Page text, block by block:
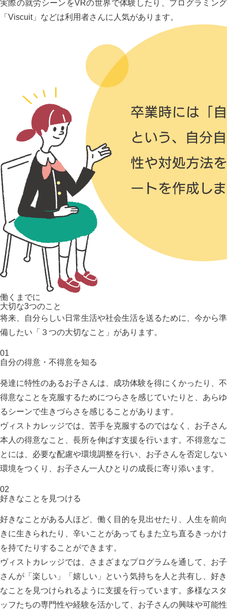
実際の就労シーンをVRの世界で体験したり、プログラミング
「Viscuit」などは利用者さんに人気があります。
働くまでに
大切な3つのこと
将来、自分らしい日常生活や社会生活を送るために、今から準
備したい「３つの大切なこと」があります。
01
自分の得意・不得意を知る
発達に特性のあるお子さんは、成功体験を得にくかったり、不
得意なことを克服するためにつらさを感じていたりと、あらゆ
るシーンで生きづらさを感じることがあります。
ヴィストカレッジでは、苦手を克服するのではなく、お子さん
本人の得意なこと、長所を伸ばす支援を行います。不得意なこ
とには、必要な配慮や環境調整を行い、お子さんを否定しない
環境をつくり、お子さん一人ひとりの成長に寄り添います。
02
好きなことを見つける
好きなことがある人ほど、働く目的を見出せたり、人生を前向
きに生きられたり、辛いことがあってもまた立ち直るきっかけ
を持てたりすることができます。
ヴィストカレッジでは、さまざまなプログラムを通して、お子
さんが「楽しい」「嬉しい」という気持ちを人と共有し、好き
なことを見つけられるように支援を行っています。多様なスタ
ッフたちの専門性や経験を活かして、お子さんの興味や可能性